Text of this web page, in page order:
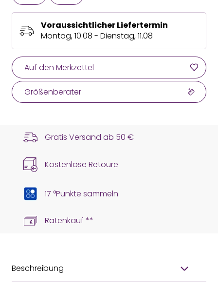
Voraussichtlicher Liefertermin
Montag, 10.08 - Dienstag, 11.08
Auf den Merkzettel
Größenberater
Gratis Versand ab 50 €
Kostenlose Retoure
17 °Punkte sammeln
Ratenkauf **
Beschreibung